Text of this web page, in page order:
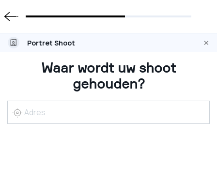
Portret Shoot ×
Waar wordt uw shoot
gehouden?